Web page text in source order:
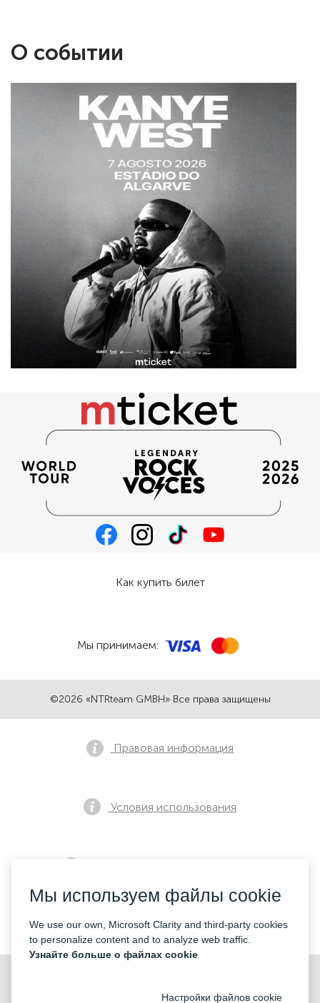
О событии
©2026 «NTRteam GMBH» Все права защищены
Как купить билет
Мы принимаем:
Правовая информация
Условия использования
Контакты
Мы используем файлы cookie
We use our own, Microsoft Clarity and third-party cookies
to personalize content and to analyze web traffic.
Узнайте больше о файлах cookie
Настройки файлов cookie